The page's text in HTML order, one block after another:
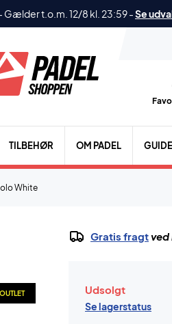
Gælder t.o.m. 12/8 kl. 23:59-Se
TILBEHØR OM PADEL
White
OUTLET
Gratis fragtved
Udsolgt
Se lagerstatus